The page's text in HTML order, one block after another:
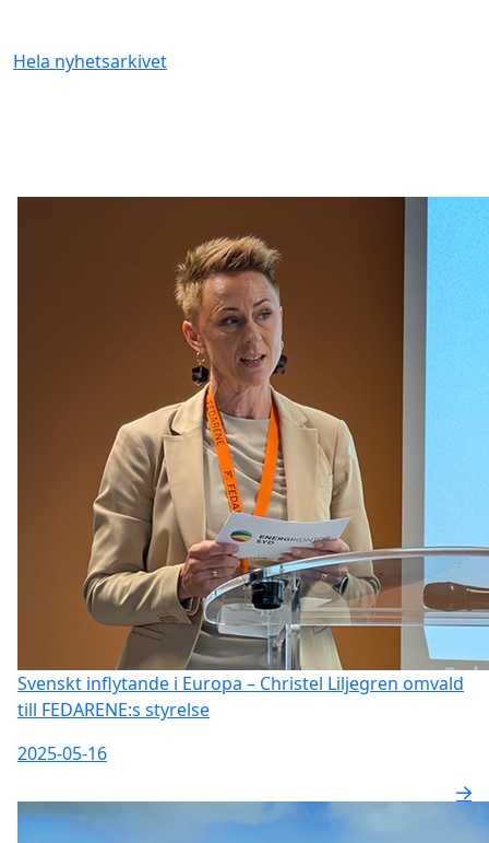
Hela nyhetsarkivet
Svenskt inflytande i Europa – Christel Liljegren omvald
till FEDARENE:s styrelse
2025-05-16